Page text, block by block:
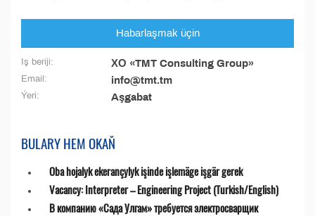
Habarlaşmak üçin
Iş beriji: ХО «TMT Consulting Group»
Email: info@tmt.tm
Ýeri: Aşgabat
BULARY HEM OKAŇ
Oba hojalyk ekerançylyk işinde işlemäge işgär gerek
Vacancy: Interpreter – Engineering Project (Turkish/English)
В компанию «Сада Улгам» требуется электросварщик